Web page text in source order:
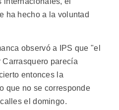
ha hecho a la voluntad
observó a IPS que "el
parecía
entonces la
que no se corresponde
el domingo.